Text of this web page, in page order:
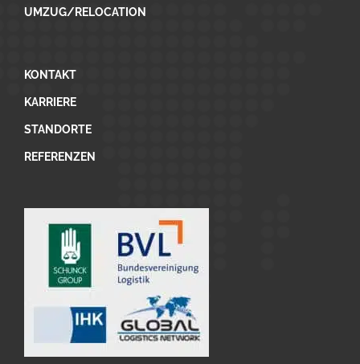
UMZUG/RELOCATION
KONTAKT
KARRIERE
STANDORTE
REFERENZEN